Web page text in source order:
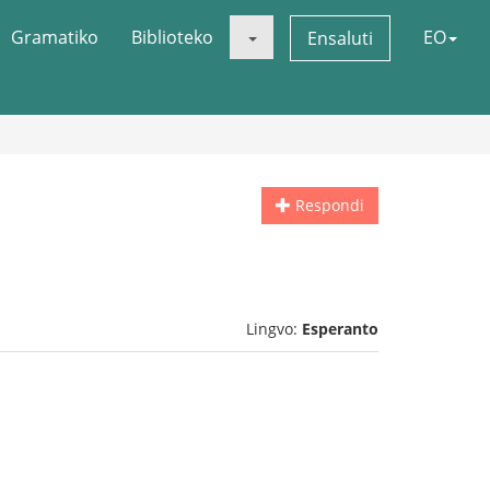
Gramatiko Biblioteko Ensaluti EO
Respondi
Lingvo: Esperanto